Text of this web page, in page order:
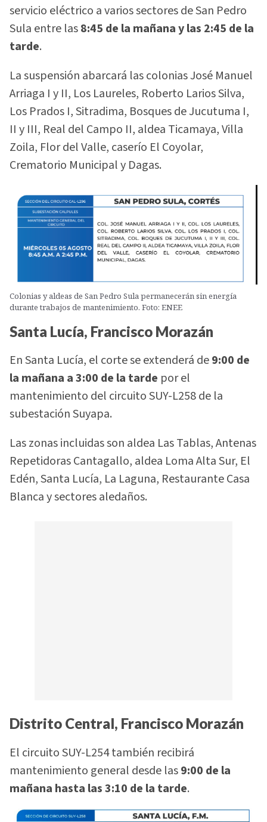
servicio eléctrico a varios sectores de San Pedro
Sula entre las8:45 de la mañana y las 2:45 de la
tarde.
La suspensión abarcará las colonias José Manuel
Arriaga I y II, Los Laureles, Roberto Larios Silva,
Los Prados I, Sitradima, Bosques de Jucutuma I,
II y III, Real del Campo II, aldea Ticamaya, Villa
Zoila, Flor del Valle, caserío El Coyolar,
Crematorio Municipal y Dagas.
Colonias y aldeas de San Pedro Sula permanecerán sin energía
durante trabajos de mantenimiento. Foto: ENEE
Santa Lucía, Francisco Morazán
En Santa Lucía, el corte se extenderá de9:00 de
la mañana a 3:00 de la tarde por el
mantenimiento del circuito SUY-L258 de la
subestación Suyapa.
Las zonas incluidas son aldea Las Tablas, Antenas
Repetidoras Cantagallo, aldea Loma Alta Sur, El
Edén, Santa Lucía, La Laguna, Restaurante Casa
Blanca y sectores aledaños.
Distrito Central, Francisco Morazán
El circuito SUY-L254 también recibirá
mantenimiento general desde las9:00 de la
mañana hasta las 3:10 de la tarde.